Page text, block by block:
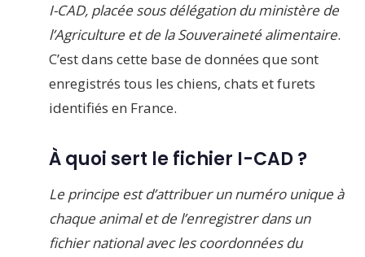
I-CAD, placée sous délégation du ministère de
l’Agriculture et de la Souveraineté alimentaire.
C’est dans cette base de données que sont
enregistrés tous les chiens, chats et furets
identifiés en France.
À quoi sert le fichier I-CAD ?
Le principe est d’attribuer un numéro unique à
chaque animal et de l’enregistrer dans un
fichier national avec les coordonnées du